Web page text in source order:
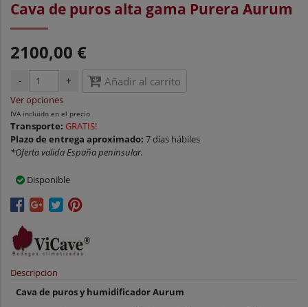
Cava de puros alta gama Purera Aurum
2100,00 €
- + Añadir al carrito
Ver opciones
IVA incluido en el precio
Transporte: GRATIS!
Plazo de entrega aproximado: 7 días hábiles
*Oferta valida España peninsular.
Disponible
Descripcion
Cava de puros y humidificador Aurum